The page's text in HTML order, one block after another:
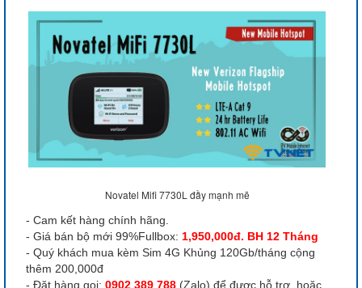
Novatel Mifi 7730L đầy mạnh mẽ
- Cam kết hàng chính hãng.
- Giá bán bộ mới 99%Fullbox: 1,950,000đ. BH 12 Tháng
- Quý khách mua kèm Sim 4G Khủng 120Gb/tháng cộng
thêm 200,000đ
- Đặt hàng gọi: 0902 389 788 (Zalo) để được hỗ trợ, hoặc